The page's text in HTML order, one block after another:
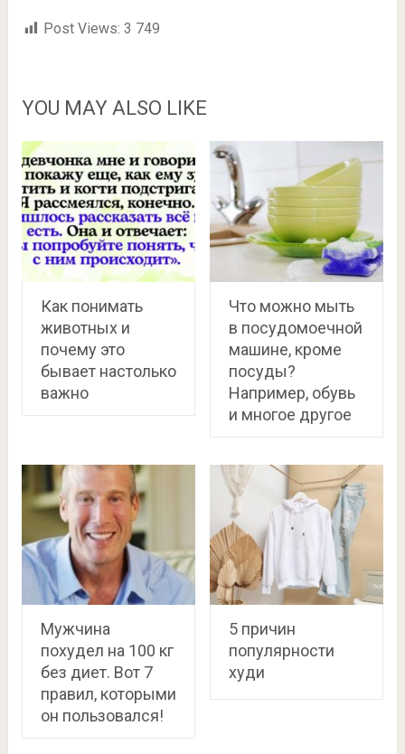
Post Views: 3 749
YOU MAY ALSO LIKE
Как понимать
животных и
почему это
бывает настолько
важно
Что можно мыть
в посудомоечной
машине, кроме
посуды?
Например, обувь
и многое другое
Мужчина
похудел на 100 кг
без диет. Вот 7
правил, которыми
он пользовался!
5 причин
популярности
худи